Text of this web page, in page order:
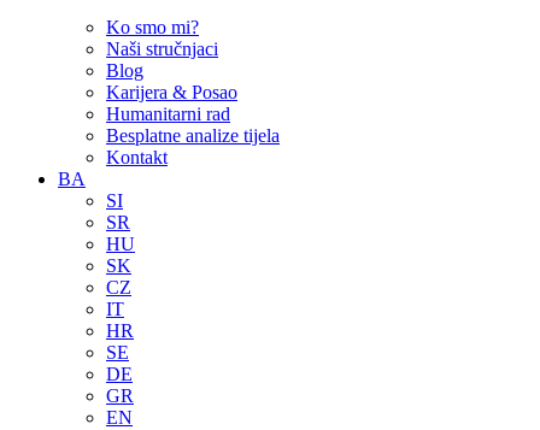
Ko smo mi?
Naši stručnjaci
Blog
Karijera & Posao
Humanitarni rad
Besplatne analize tijela
Kontakt
BA
SI
SR
HU
SK
CZ
IT
HR
SE
DE
GR
EN